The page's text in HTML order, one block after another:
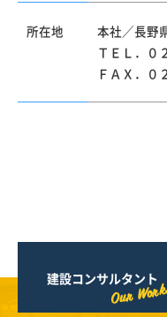
所在地 本社／長野
ＴＥＬ． ０
ＦＡＸ．０
建設コンサルタント
Our